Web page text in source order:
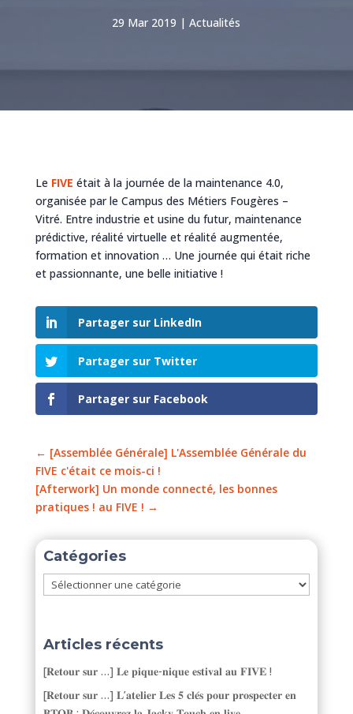
29 Mar 2019 Actualités
Le FIVE était à la journée de la maintenance 4.0,
organisée par le Campus des Métiers Fougères –
Vitré. Entre industrie et usine du futur, maintenance
prédictive, réalité virtuelle et réalité augmentée,
formation et innovation … Une journée qui était riche
et passionnante, une belle initiative !
Partager sur LinkedIn
Partager sur Twitter
Partager sur Facebook
← [Assemblée Générale] L'Assemblée Générale du
FIVE c'était ce mois-ci !
[Afterwork] Un monde connecté, les bonnes
pratiques ! au FIVE ! →
Catégories
Catégories
Articles récents
[𝐑𝐞𝐭𝐨𝐮𝐫 𝐬𝐮𝐫 …] 𝐋𝐞 𝐩𝐢𝐪𝐮𝐞-𝐧𝐢𝐪𝐮𝐞 𝐞𝐬𝐭𝐢𝐯𝐚𝐥 𝐚𝐮 𝐅𝐈𝐕𝐄 !
[𝐑𝐞𝐭𝐨𝐮𝐫 𝐬𝐮𝐫 …] 𝐋’𝐚𝐭𝐞𝐥𝐢𝐞𝐫 𝐋𝐞𝐬 𝟓 𝐜𝐥𝐞́𝐬 𝐩𝐨𝐮𝐫 𝐩𝐫𝐨𝐬𝐩𝐞𝐜𝐭𝐞𝐫 𝐞𝐧